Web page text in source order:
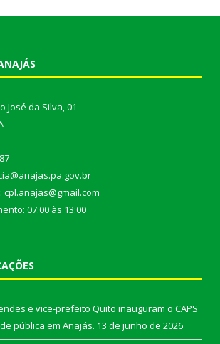
José da Silva, 01
cpl.anajas@gmail.com
07:00 às 13:00
e vice-prefeito Quito inauguram o CAPS
pública em Anajás. 13 de junho de 2026